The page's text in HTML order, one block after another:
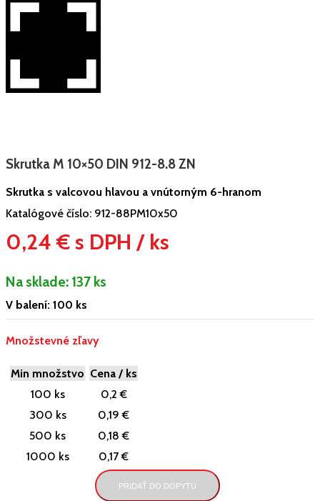
Skrutka M 10×50 DIN 912-8.8 ZN
Skrutka s valcovou hlavou a vnútorným 6-hranom
Katalógové číslo: 912-88PM10x50
0,24 € s DPH / ks
Na sklade: 137 ks
V balení: 100 ks
Množstevné zľavy
Min množstvo Cena / ks
100 ks
0,2 €
300 ks
0,19 €
500 ks
0,18 €
1000 ks
0,17 €
PRIDAŤ DO DOPYTU